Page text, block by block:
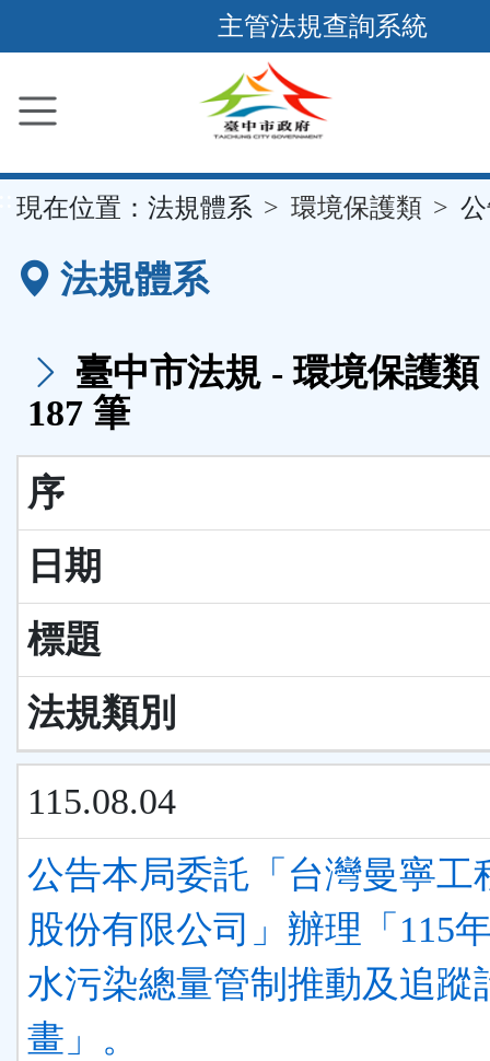
到
要
容
區
主管法規查詢系統
現在位置： 法規體系 環境保護類
法規體系
臺中市法規 - 環境保護類
187 筆
序
日期
標題
法規類別
115.08.04
公告本局委託「台灣曼寧工
股份有限公司」辦理「115
水污染總量管制推動及追蹤
畫」。